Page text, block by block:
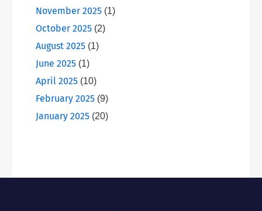
November 2025 (1)
October 2025 (2)
August 2025 (1)
June 2025 (1)
April 2025 (10)
February 2025 (9)
January 2025 (20)